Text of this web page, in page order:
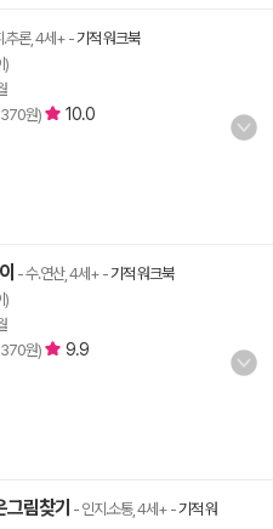
.추론, 4세+ -기적 워크북
)
370원)
10.0
- 수.연산, 4세+ -기적 워크북
)
370원)
9.9
림찾기 - 인지.소통, 4세+ -기적 워